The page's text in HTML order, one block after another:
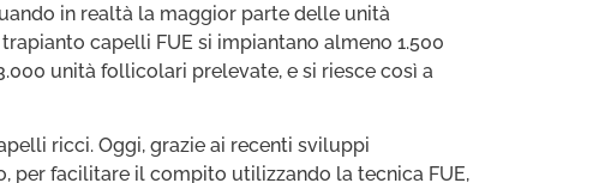
in realtà la maggior parte delle unità
capelli FUE si impiantano almeno 1.500
unità follicolari prelevate, e si riesce così a
ricci. Oggi, grazie ai recenti sviluppi
per facilitare il compito utilizzando la tecnica FUE,